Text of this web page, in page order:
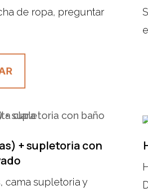
de ropa, preguntar
+ supletoria con
cama supletoria y